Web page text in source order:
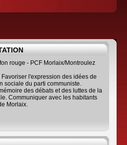
rouge - PCF Morlaix/Montroulez
Favoriser l'expression des idées de
sociale du parti communiste.
des débats et des luttes de la
Communiquer avec les habitants
Morlaix.